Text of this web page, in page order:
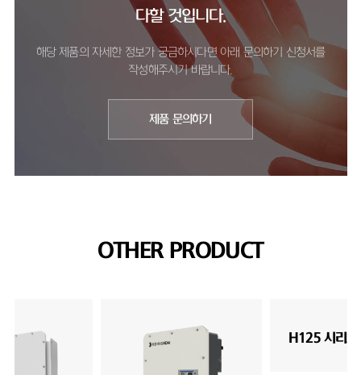
다할 것입니다.
해당 제품의 자세한 정보가 궁금하시다면 아래 문의하기 신청서를
작성해주시기 바랍니다.
제품 문의하기
OTHER PRODUCT
H125 시리즈